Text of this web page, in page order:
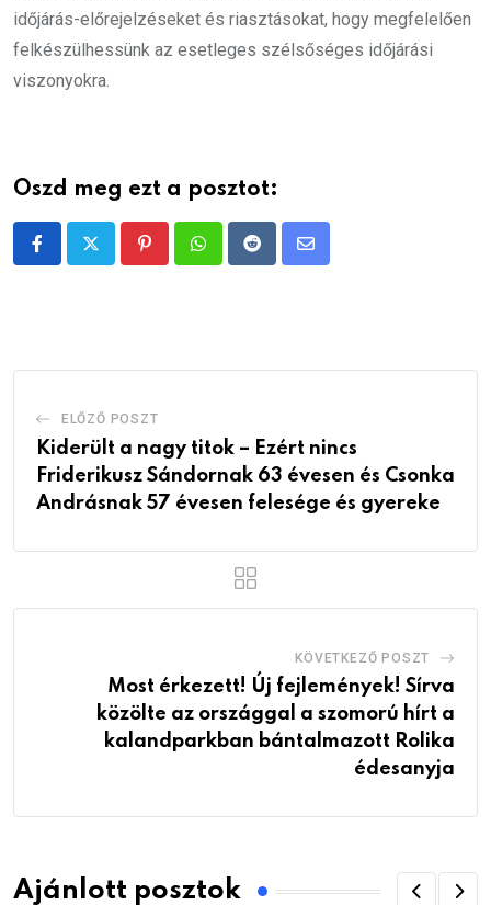
időjárás-előrejelzéseket és riasztásokat, hogy megfelelően
felkészülhessünk az esetleges szélsőséges időjárási
viszonyokra.
Oszd meg ezt a posztot:
PinterestWhatsappRedditShare
ELŐZŐ POSZT
Kiderült a nagy titok – Ezért nincs
Friderikusz Sándornak 63 évesen és Csonka
Andrásnak 57 évesen felesége és gyereke
KÖVETKEZŐ POSZT
Most érkezett! Új fejlemények! Sírva
közölte az országgal a szomorú hírt a
kalandparkban bántalmazott Rolika
édesanyja
Ajánlott posztok